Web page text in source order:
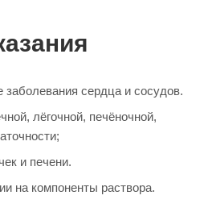
заболевания сердца и сосудов.
лёгочной, печёночной,
и печени.
на компоненты раствора.